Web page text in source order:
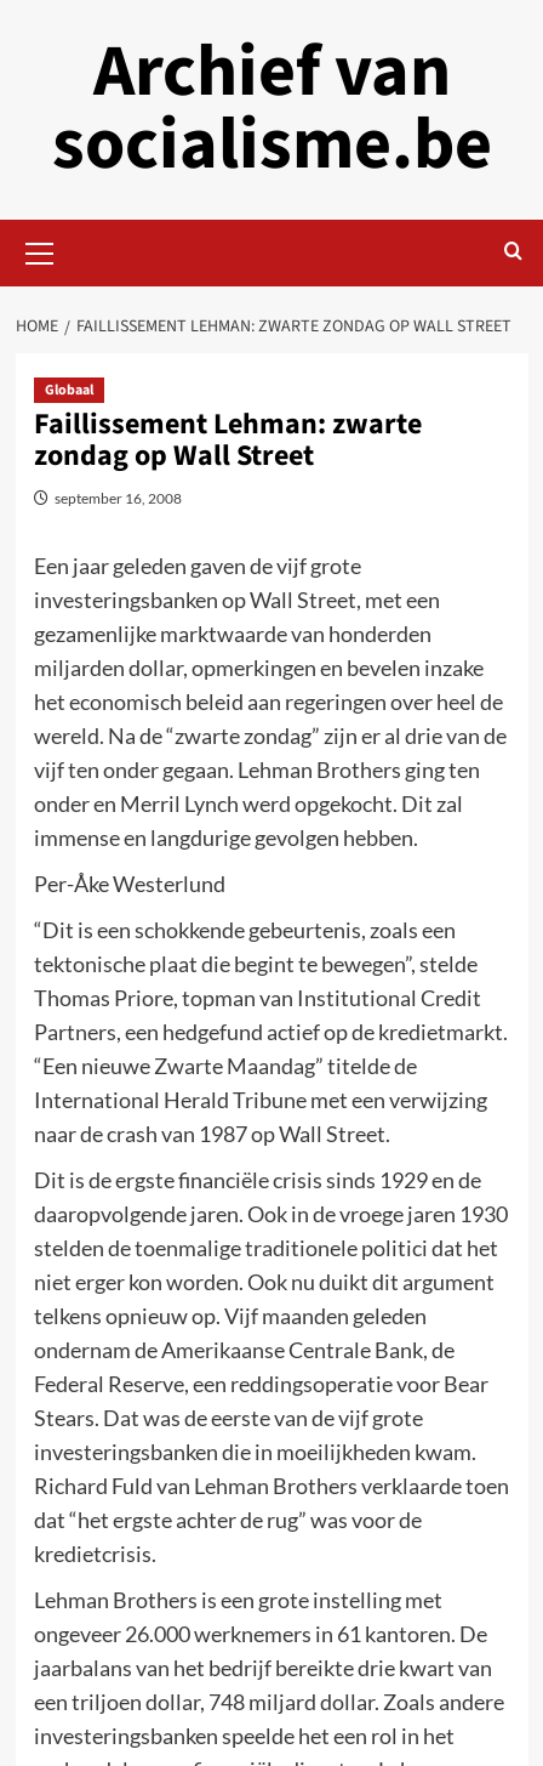
Archief van
socialisme.be
Menu
HOME FAILLISSEMENT LEHMAN: ZWARTE ZONDAG OP WALL STREET
Globaal
Faillissement Lehman: zwarte
zondag op Wall Street
september 16, 2008
Een jaar geleden gaven de vijf grote
investeringsbanken op Wall Street, met een
gezamenlijke marktwaarde van honderden
miljarden dollar, opmerkingen en bevelen inzake
het economisch beleid aan regeringen over heel de
wereld. Na de “zwarte zondag” zijn er al drie van de
vijf ten onder gegaan. Lehman Brothers ging ten
onder en Merril Lynch werd opgekocht. Dit zal
immense en langdurige gevolgen hebben.
Per-Åke Westerlund
“Dit is een schokkende gebeurtenis, zoals een
tektonische plaat die begint te bewegen”, stelde
Thomas Priore, topman van Institutional Credit
Partners, een hedgefund actief op de kredietmarkt.
“Een nieuwe Zwarte Maandag” titelde de
International Herald Tribune met een verwijzing
naar de crash van 1987 op Wall Street.
Dit is de ergste financiële crisis sinds 1929 en de
daaropvolgende jaren. Ook in de vroege jaren 1930
stelden de toenmalige traditionele politici dat het
niet erger kon worden. Ook nu duikt dit argument
telkens opnieuw op. Vijf maanden geleden
ondernam de Amerikaanse Centrale Bank, de
Federal Reserve, een reddingsoperatie voor Bear
Stears. Dat was de eerste van de vijf grote
investeringsbanken die in moeilijkheden kwam.
Richard Fuld van Lehman Brothers verklaarde toen
dat “het ergste achter de rug” was voor de
kredietcrisis.
Lehman Brothers is een grote instelling met
ongeveer 26.000 werknemers in 61 kantoren. De
jaarbalans van het bedrijf bereikte drie kwart van
een triljoen dollar, 748 miljard dollar. Zoals andere
investeringsbanken speelde het een rol in het